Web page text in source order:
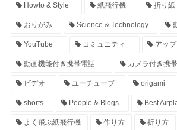
Howto & Style 紙飛行機 折り紙
おりがみ Science & Technology
YouTube コミュニティ アップ
動画機能付き携帯電話 カメラ付き携
ビデオ ユーチューブ origami
shorts People & Blogs Best
よく飛ぶ紙飛行機 作り方 折り方